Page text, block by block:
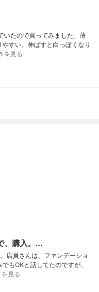
いたので買ってみました。薄
すい。伸ばすと白っぽくなり
を見る
、購入。...
店員さんは、ファンデーショ
もOKと話してたのですが、
見る